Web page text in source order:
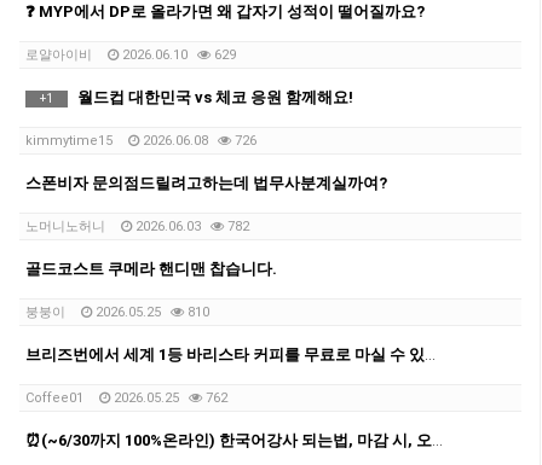
❓ MYP에서 DP로 올라가면 왜 갑자기 성적이 떨어질까요?
로얄아이비 2026.06.10 629
+1 월드컵 대한민국 vs 체코 응원 함께해요!
kimmytime15 2026.06.08 726
스폰비자 문의점드릴려고하는데 법무사분계실까여?
노머니노허니 2026.06.03 782
골드코스트 쿠메라 핸디맨 찹습니다.
붕붕이 2026.05.25 810
Coffee01 2026.05.25 762